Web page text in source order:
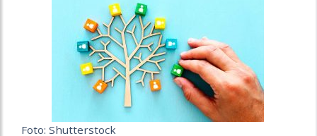
Foto: Shutterstock